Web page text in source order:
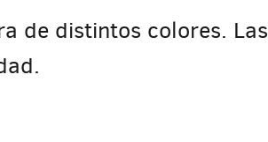
de distintos colores. Las